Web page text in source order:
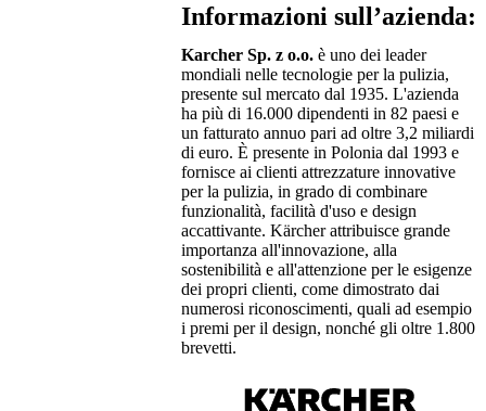
Informazioni sull’azienda:
Karcher Sp. z o.o. è uno dei leader
mondiali nelle tecnologie per la pulizia,
presente sul mercato dal 1935. L'azienda
ha più di 16.000 dipendenti in 82 paesi e
un fatturato annuo pari ad oltre 3,2 miliardi
di euro. È presente in Polonia dal 1993 e
fornisce ai clienti attrezzature innovative
per la pulizia, in grado di combinare
funzionalità, facilità d'uso e design
accattivante. Kärcher attribuisce grande
importanza all'innovazione, alla
sostenibilità e all'attenzione per le esigenze
dei propri clienti, come dimostrato dai
numerosi riconoscimenti, quali ad esempio
i premi per il design, nonché gli oltre 1.800
brevetti.